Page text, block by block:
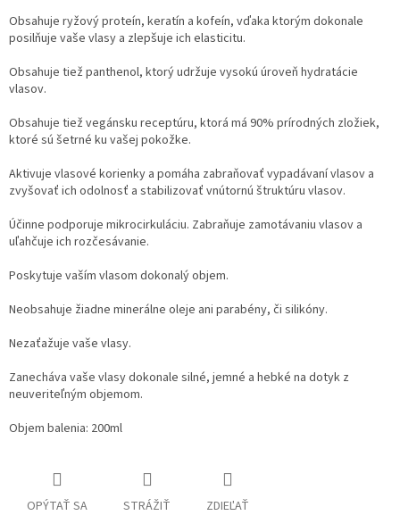
Obsahuje ryžový proteín, keratín a kofeín, vďaka ktorým dokonale
posilňuje vaše vlasy a zlepšuje ich elasticitu.
Obsahuje tiež panthenol, ktorý udržuje vysokú úroveň hydratácie
vlasov.
Obsahuje tiež vegánsku receptúru, ktorá má 90% prírodných zložiek,
ktoré sú šetrné ku vašej pokožke.
Aktivuje vlasové korienky a pomáha zabraňovať vypadávaní vlasov a
zvyšovať ich odolnosť a stabilizovať vnútornú štruktúru vlasov.
Účinne podporuje mikrocirkuláciu. Zabraňuje zamotávaniu vlasov a
uľahčuje ich rozčesávanie.
Poskytuje vaším vlasom dokonalý objem.
Neobsahuje žiadne minerálne oleje ani parabény, či silikóny.
Nezaťažuje vaše vlasy.
Zanecháva vaše vlasy dokonale silné, jemné a hebké na dotyk z
neuveriteľným objemom.
Objem balenia: 200ml
OPÝTAŤ SA STRÁŽIŤ ZDIEĽAŤ